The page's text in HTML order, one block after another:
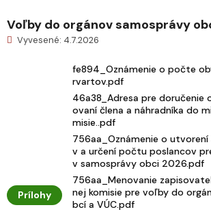
Voľby do orgánov samosprávy
Vyvesené: 4.7.2026
Prílohy
fe894_Oznámenie o počte
rvartov.pdf
46a38_Adresa pre doručenie
ovaní člena a náhradníka do
misie..pdf
756aa_Oznámenie o
v a určení počtu poslancov
v samosprávy obci 2026.pdf
756aa_Menovanie
nej komisie pre voľby do
bcí a VÚC.pdf